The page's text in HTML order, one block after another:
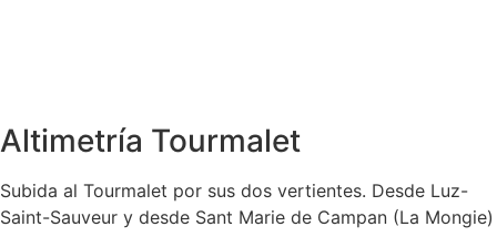
Altimetría Tourmalet
Subida al Tourmalet por sus dos vertientes. Desde Luz-
Saint-Sauveur y desde Sant Marie de Campan (La Mongie)